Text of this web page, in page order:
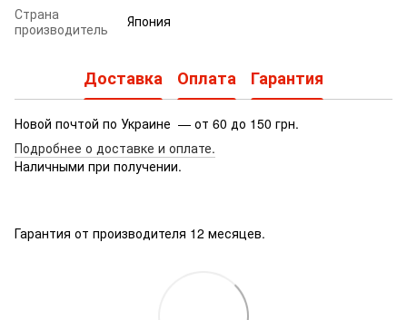
Страна
производитель
Япония
Доставка Оплата Гарантия
Новой почтой по Украине — от 60 до 150 грн.
Подробнее о доставке и оплате.
Наличными при получении.
Гарантия от производителя 12 месяцев.